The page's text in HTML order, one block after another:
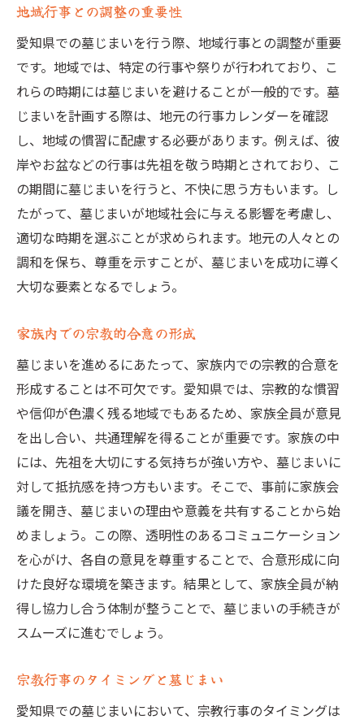
地域行事との調整の重要性
愛知県での墓じまいを行う際、地域行事との調整が重要
です。地域では、特定の行事や祭りが行われており、こ
れらの時期には墓じまいを避けることが一般的です。墓
じまいを計画する際は、地元の行事カレンダーを確認
し、地域の慣習に配慮する必要があります。例えば、彼
岸やお盆などの行事は先祖を敬う時期とされており、こ
の期間に墓じまいを行うと、不快に思う方もいます。し
たがって、墓じまいが地域社会に与える影響を考慮し、
適切な時期を選ぶことが求められます。地元の人々との
調和を保ち、尊重を示すことが、墓じまいを成功に導く
大切な要素となるでしょう。
家族内での宗教的合意の形成
墓じまいを進めるにあたって、家族内での宗教的合意を
形成することは不可欠です。愛知県では、宗教的な慣習
や信仰が色濃く残る地域でもあるため、家族全員が意見
を出し合い、共通理解を得ることが重要です。家族の中
には、先祖を大切にする気持ちが強い方や、墓じまいに
対して抵抗感を持つ方もいます。そこで、事前に家族会
議を開き、墓じまいの理由や意義を共有することから始
めましょう。この際、透明性のあるコミュニケーション
を心がけ、各自の意見を尊重することで、合意形成に向
けた良好な環境を築きます。結果として、家族全員が納
得し協力し合う体制が整うことで、墓じまいの手続きが
スムーズに進むでしょう。
宗教行事のタイミングと墓じまい
愛知県での墓じまいにおいて、宗教行事のタイミングは